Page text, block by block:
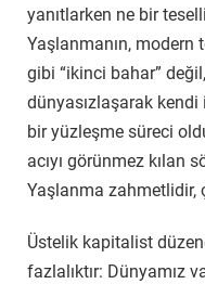
yanıtlarken ne bir
Yaşlanmanın, modern
gibi “ikinci bahar”
dünyasızlaşarak
bir yüzleşme süreci
acıyı görünmez kılan
Yaşlanma zahmetlidir,
Üstelik kapitalist
fazlalıktır: Dünyamız